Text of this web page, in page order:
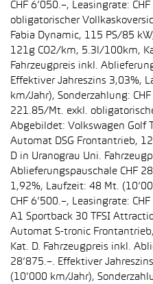
CHF 6’050.–, Leasingrate:
obligatorischer
Fabia Dynamic, 115 PS/85
121g CO2/km, 5.3l/100km,
Fahrzeugpreis inkl.
Effektiver Jahreszins 3,03%,
km/Jahr), Sonderzahlung:
221.85/Mt. exkl.
Abgebildet: Volkswagen Golf
Automat DSG Frontantrieb,
D in Uranograu Uni.
Ablieferungspauschale CHF
1,92%, Laufzeit: 48 Mt.
CHF 6’500.–, Leasingrate:
A1 Sportback 30 TFSI
Automat S-tronic
Kat. D. Fahrzeugpreis inkl.
28’875.–. Effektiver
(10'000 km/Jahr),